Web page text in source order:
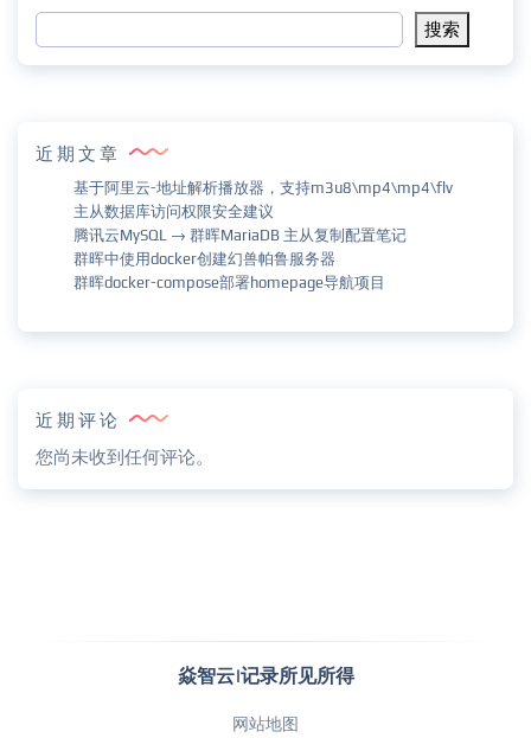
搜索
近期文章
基于阿里云-地址解析播放器，支持m3u8\mp4\mp4\flv
主从数据库访问权限安全建议
腾讯云MySQL → 群晖MariaDB 主从复制配置笔记
群晖中使用docker创建幻兽帕鲁服务器
群晖docker-compose部署homepage导航项目
近期评论
您尚未收到任何评论。
焱智云|记录所见所得
网站地图